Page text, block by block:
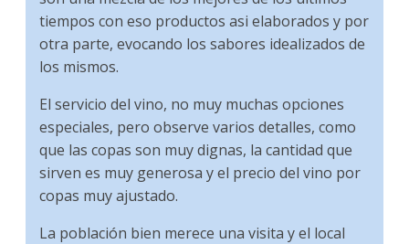
tiempos con eso productos asi elaborados y por
otra parte, evocando los sabores idealizados de
los mismos.
El servicio del vino, no muy muchas opciones
especiales, pero observe varios detalles, como
que las copas son muy dignas, la cantidad que
sirven es muy generosa y el precio del vino por
copas muy ajustado.
La población bien merece una visita y el local